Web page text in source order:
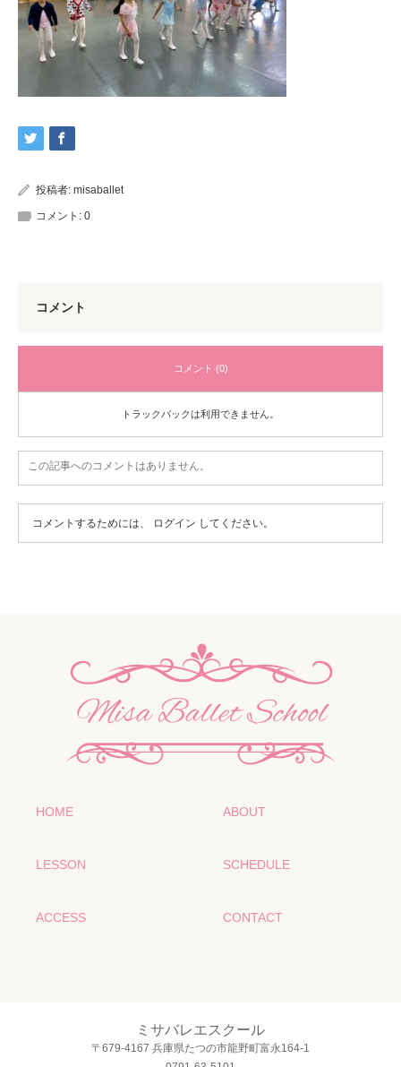
投稿者: misaballet
コメント: 0
コメント
コメント (0)
トラックバックは利用できません。
この記事へのコメントはありません。
コメントするためには、 ログイン してください。
HOME ABOUT
LESSON SCHEDULE
ACCESS CONTACT
ミサバレエスクール
〒679-4167 兵庫県たつの市龍野町富永164-1